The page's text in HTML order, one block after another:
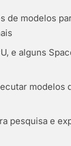
de modelos
e alguns
modelos
pesquisa e